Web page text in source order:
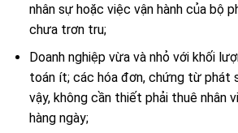
nhân sự hoặc việc vận hành của bộ
chưa trơn tru;
Doanh nghiệp vừa và nhỏ với khối
toán ít; các hóa đơn, chứng từ phát
vậy, không cần thiết phải thuê nhân
hàng ngày;